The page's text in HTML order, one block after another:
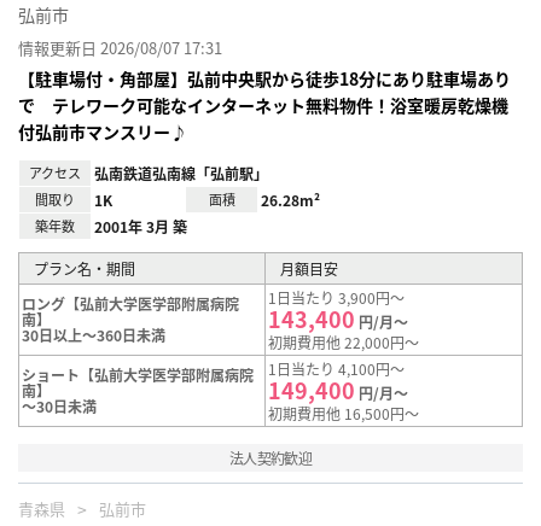
弘前市
情報更新日 2026/08/07 17:31
【駐車場付・角部屋】弘前中央駅から徒歩18分にあり駐車場あり
で テレワーク可能なインターネット無料物件！浴室暖房乾燥機
付弘前市マンスリー♪
アクセス 弘南鉄道弘南線「弘前駅」
間取り 1K 面積 26.28m²
築年数 2001年 3月 築
プラン名・期間
月額目安
ロング【弘前大学医学部附属病院
南】
30日以上～360日未満
1日当たり 3,900円～
143,400 円/月～
初期費用他 22,000円～
ショート【弘前大学医学部附属病院
南】
～30日未満
1日当たり 4,100円～
149,400 円/月～
初期費用他 16,500円～
法人契約歓迎
青森県 弘前市